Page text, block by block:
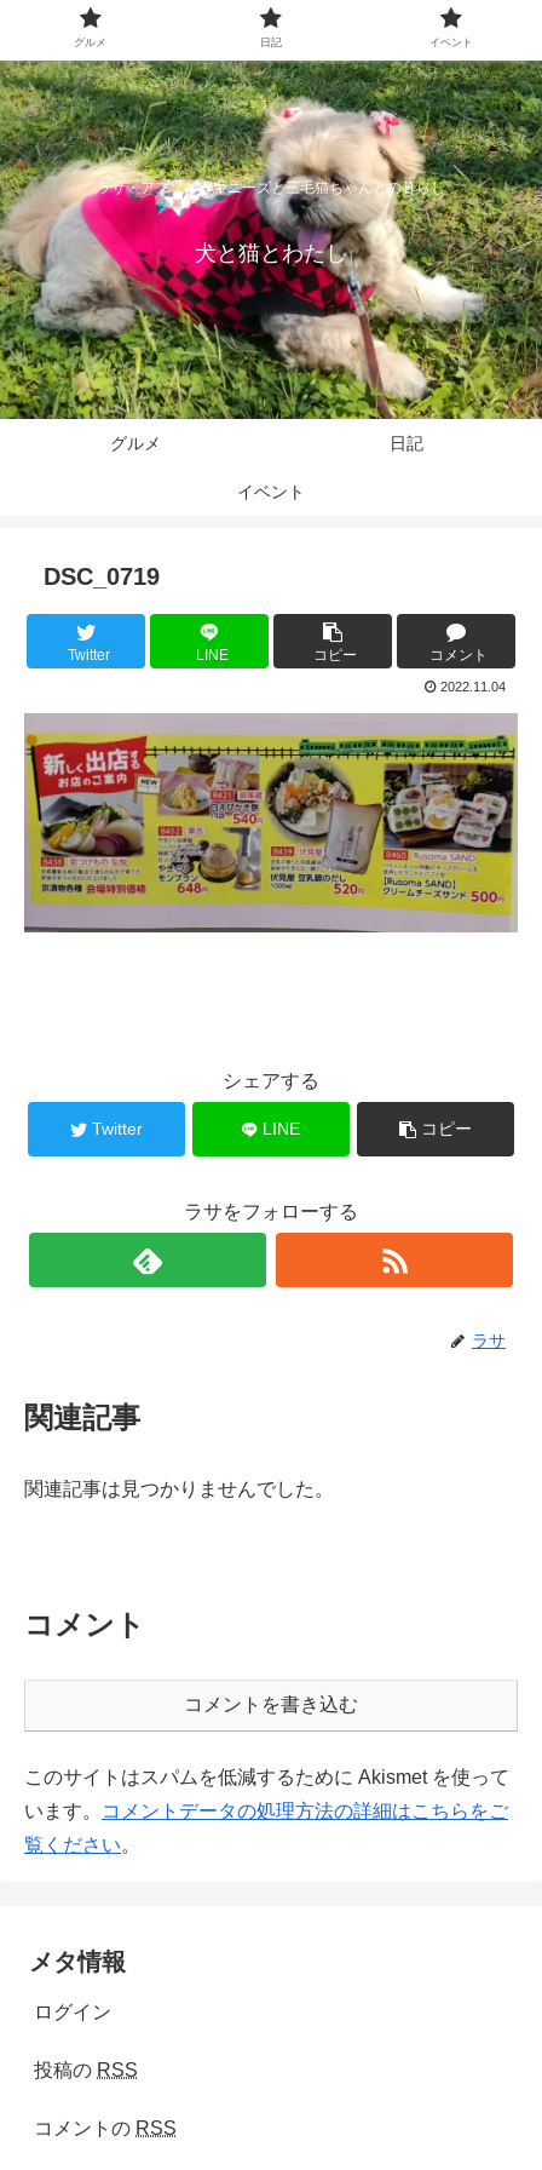
ラサ・アプソとペキニーズと三毛猫ちゃんとの暮らし
犬と猫とわたし
グルメ 日記
イベント
DSC_0719
Twitter LINE コピー コメント
2022.11.04
シェアする
Twitter LINE コピー
ラサをフォローする
ラサ
関連記事
関連記事は見つかりませんでした。
コメント
コメントを書き込む
このサイトはスパムを低減するために Akismet を使って
います。
コメントデータの処理方法の詳細はこちらをご
覧ください。
メタ情報
ログイン
投稿の RSS
コメントの RSS
グルメ 日記 イベント